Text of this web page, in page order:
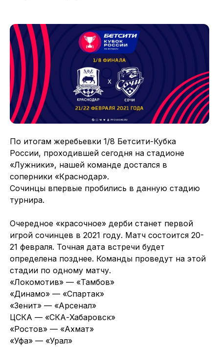
По итогам жеребьевки 1/8 Бетсити-Кубка
России, проходившей сегодня на стадионе
«Лужники», нашей команде достался в
соперники «Краснодар».
Сочинцы впервые пробились в данную стадию
турнира.
Очередное «красочное» дерби станет первой
игрой сочинцев в 2021 году. Матч состоится 20-
21 февраля. Точная дата встречи будет
определена позднее. Команды проведут на этой
стадии по одному матчу.
«Локомотив» — «Тамбов»
«Динамо» — «Спартак»
«Зенит» — «Арсенал»
ЦСКА — «СКА-Хабаровск»
«Ростов» — «Ахмат»
«Уфа» — «Урал»